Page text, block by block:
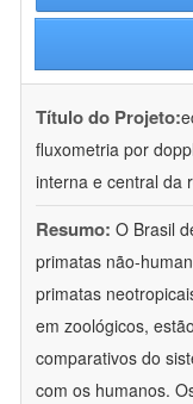
Título do Projeto:
fluxometria por
interna e central da
Resumo: O Brasil
primatas não-
primatas
em zoológicos,
comparativos do
com os humanos.